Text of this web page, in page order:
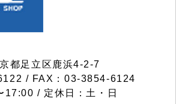
都足立区鹿浜4-2-7
/ FAX：03-3854-6124
17:00 / 定休日：土・日